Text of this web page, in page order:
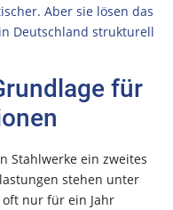
Aber sie lösen das
Deutschland strukturell
für
Stahlwerke ein zweites
stehen unter
nur für ein Jahr